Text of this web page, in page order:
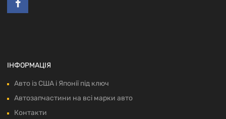
ІНФОРМАЦІЯ
Авто із США і Японії під ключ
Автозапчастини на всі марки авто
Контакти